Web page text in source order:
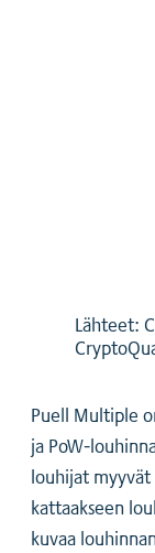
Lähteet:
Puell Multiple
ja PoW-
louhijat
kattaakseen
kuvaa